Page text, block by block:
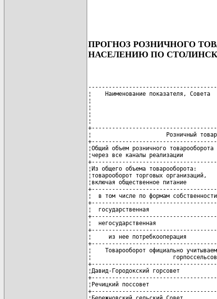
ПРОГНОЗ РОЗНИЧНОГО
НАСЕЛЕНИЮ ПО
¦    Наименование показателя,
¦                                       ¦
¦                                       ¦
¦                                       ¦
¦
¦                      Розничный
¦Общий объем розничного
¦через все каналы
¦Из общего объема
¦товарооборот торговых
¦включая общественное
¦  в том числе по формам
¦  государственная
¦  негосударственная
¦     из нее потребкооперация
¦    Товарооборот официально
¦
¦Давид-Городокский горсовет
¦Речицкий поссовет